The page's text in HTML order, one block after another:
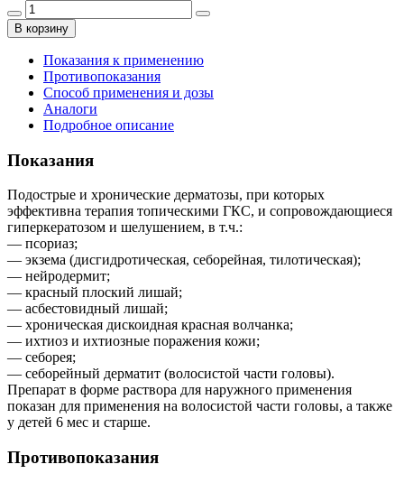
В корзину
Показания к применению
Противопоказания
Способ применения и дозы
Аналоги
Подробное описание
Показания
Подострые и хронические дерматозы, при которых
эффективна терапия топическими ГКС, и сопровождающиеся
гиперкератозом и шелушением, в т.ч.:
— псориаз;
— экзема (дисгидротическая, себорейная, тилотическая);
— нейродермит;
— красный плоский лишай;
— асбестовидный лишай;
— хроническая дискоидная красная волчанка;
— ихтиоз и ихтиозные поражения кожи;
— себорея;
— себорейный дерматит (волосистой части головы).
Препарат в форме раствора для наружного применения
показан для применения на волосистой части головы, а также
у детей 6 мес и старше.
Противопоказания